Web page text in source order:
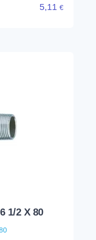
5,11 €
1/2 X 80